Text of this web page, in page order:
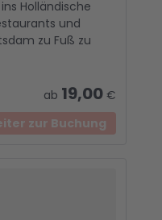
Holländische
und
zu Fuß zu
ab 19,00€
zur Buchung